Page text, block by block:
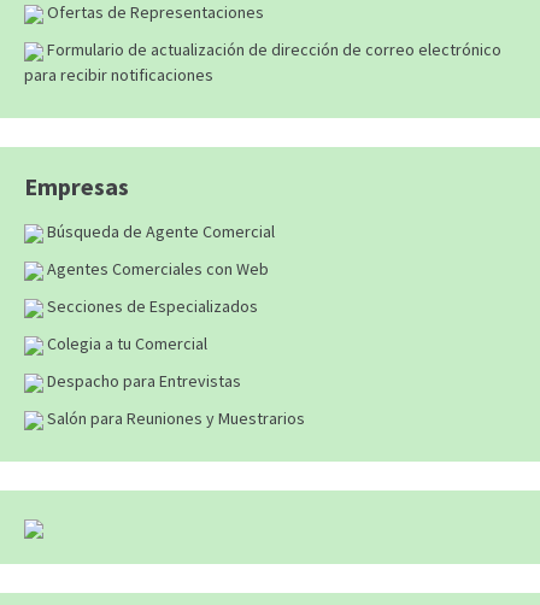
Ofertas de Representaciones
Formulario de actualización de dirección de correo electrónico
para recibir notificaciones
Empresas
Búsqueda de Agente Comercial
Agentes Comerciales con Web
Secciones de Especializados
Colegia a tu Comercial
Despacho para Entrevistas
Salón para Reuniones y Muestrarios